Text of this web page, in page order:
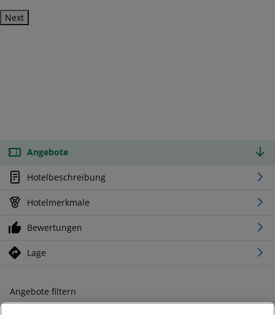
Next
Angebote
Hotelbeschreibung
Hotelmerkmale
Bewertungen
Lage
Angebote filtern
Ändern Sie Ihre Kriterien nach Ihren Wünschen